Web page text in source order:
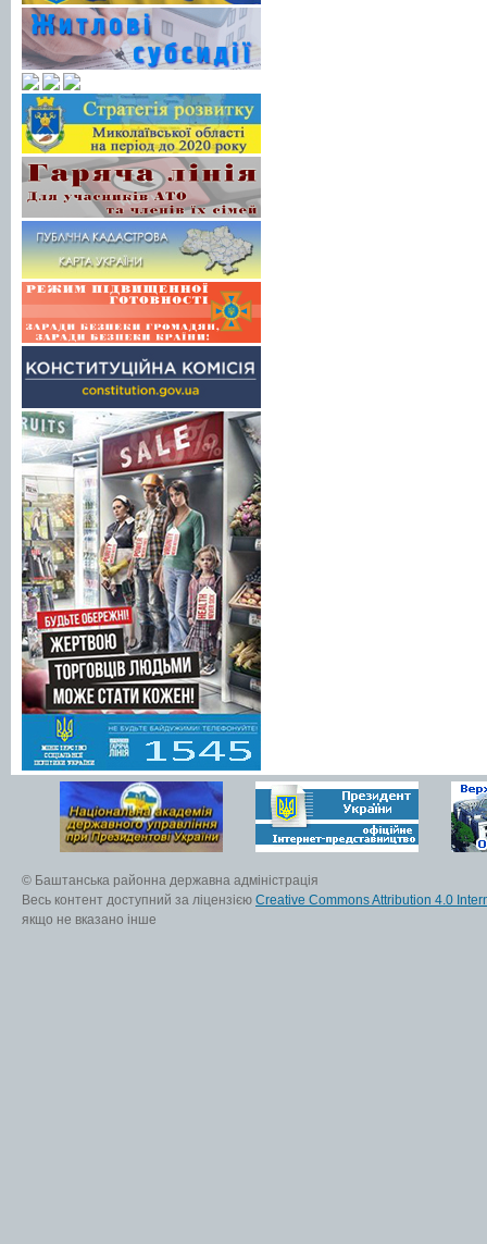
© Баштанська районна державна адміністрація
Весь контент доступний за ліцензією Creative Commons Attribution 4.0
якщо не вказано інше